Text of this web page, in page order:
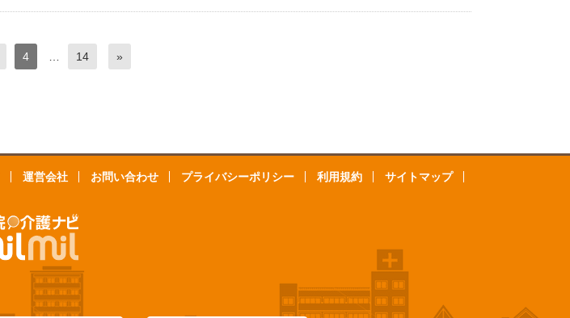
4 … 14 »
運営会社 お問い合わせ プライバシーポリシー 利用規約 サイトマップ